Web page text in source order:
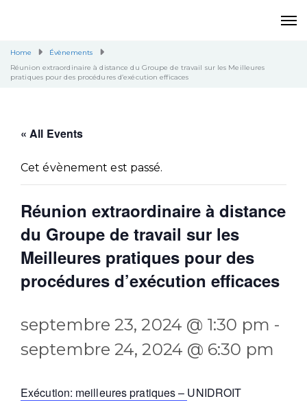
Home
Évènements
Réunion extraordinaire à distance du Groupe de travail sur les Meilleures
pratiques pour des procédures d’exécution efficaces
« All Events
Cet évènement est passé.
Réunion extraordinaire à distance
du Groupe de travail sur les
Meilleures pratiques pour des
procédures d’exécution efficaces
septembre 23, 2024 @ 1:30 pm -
septembre 24, 2024 @ 6:30 pm
Exécution: meilleures pratiques – UNIDROIT